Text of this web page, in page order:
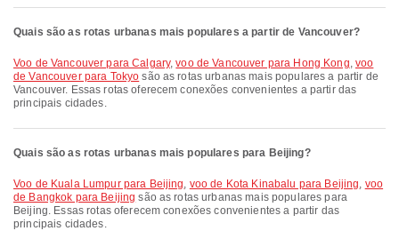
Quais são as rotas urbanas mais populares a partir de Vancouver?
voo de Vancouver para Calgary,voo de Vancouver para Hong Kong, voo
de Vancouver para Tokyo são as rotas urbanas mais populares a partir de
Vancouver. Essas rotas oferecem conexões convenientes a partir das
principais cidades.
Quais são as rotas urbanas mais populares para Beijing?
voo de Kuala Lumpur para Beijing, voo de Kota Kinabalu para Beijing, voo
de Bangkok para Beijing são as rotas urbanas mais populares para
Beijing. Essas rotas oferecem conexões convenientes a partir das
principais cidades.